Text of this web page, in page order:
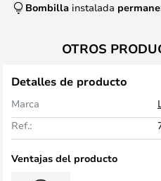
Bombilla instalada
OTROS
Detalles de producto
Marca
Ref.:
Ventajas del producto